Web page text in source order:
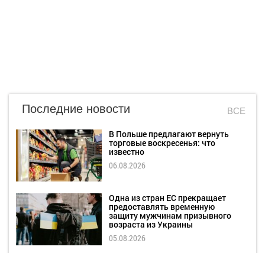
Последние новости ВСЕ
В Польше предлагают вернуть
торговые воскресенья: что
известно
06.08.2026
Одна из стран ЕС прекращает
предоставлять временную
защиту мужчинам призывного
возраста из Украины
05.08.2026